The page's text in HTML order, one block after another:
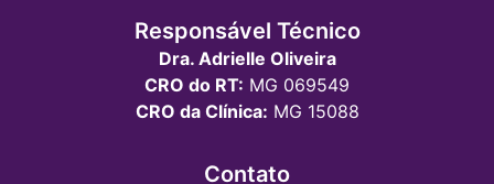
Responsável Técnico
Dra. Adrielle Oliveira
CRO do RT: MG 069549
CRO da Clínica: MG 15088
Contato